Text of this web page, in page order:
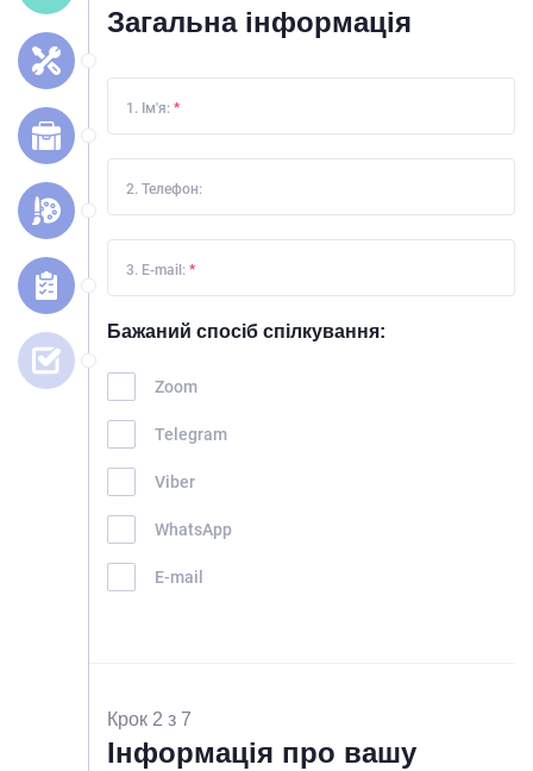
Загальна інформація
1. Ім'я: *
2. Телефон:
3. E-mail: *
Бажаний спосіб спілкування:
Zoom
Telegram
Viber
WhatsApp
E-mail
Крок 2 з 7
Інформація про вашу